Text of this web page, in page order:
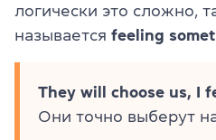
логически это сложно,
называется feeling
They will choose us, I
Они точно выберут